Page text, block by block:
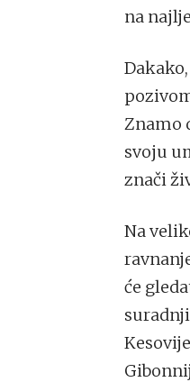
na
Znamo
svoju
znači
Na
će
suradnji